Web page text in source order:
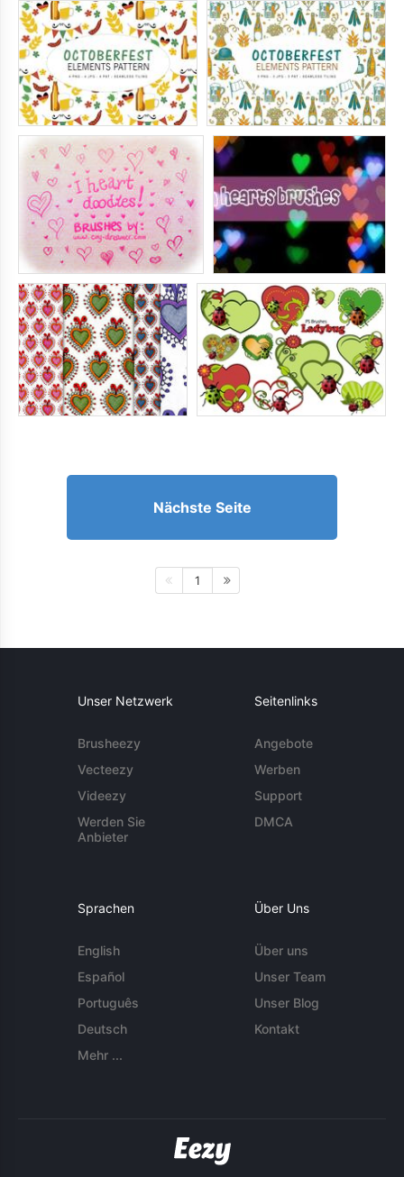
Nächste Seite
1
Unser Netzwerk
Brusheezy
Vecteezy
Videezy
Werden Sie
Anbieter
Seitenlinks
Angebote
Werben
Support
DMCA
Sprachen
English
Español
Português
Deutsch
Mehr ...
Über Uns
Über uns
Unser Team
Unser Blog
Kontakt